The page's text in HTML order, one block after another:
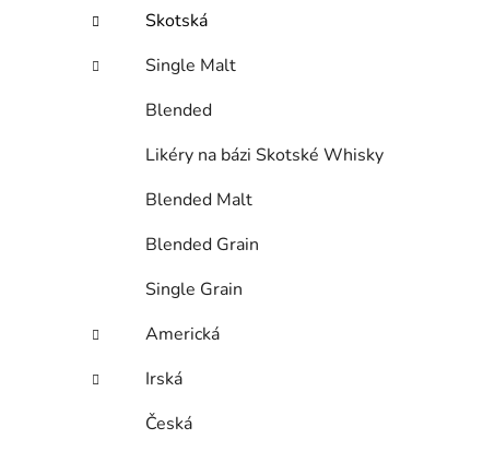
Skotská
Single Malt
Blended
Likéry na bázi Skotské Whisky
Blended Malt
Blended Grain
Single Grain
Americká
Irská
Česká